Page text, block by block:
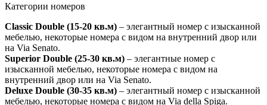
Категории номеров
Сlassic Double (15-20 кв.м) – элегантный номер с изысканной
мебелью, некоторые номера с видом на внутренний двор или
на Via Senato.
Superior Double (25-30 кв.м) – элегантные номер с
изысканной мебелью, некоторые номера с видом на
внутренний двор или на Via Senato.
Deluxe Double (30-35 кв.м) – элегантный номер с изысканной
мебелью, некоторые номера с видом на Via della Spiga.